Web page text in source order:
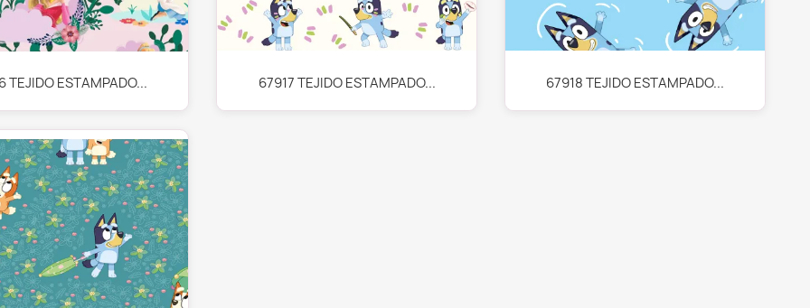
Vista rápida
TEJIDO ESTAMPADO... Vista rápida
67917 TEJIDO ESTAMPADO... Vista rápida
67918 TEJIDO ESTAMPADO...